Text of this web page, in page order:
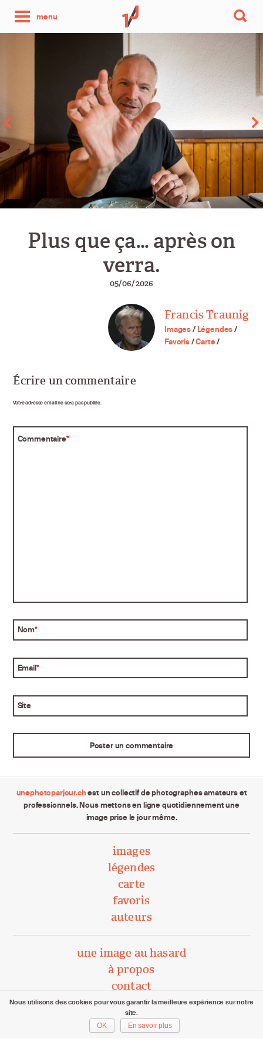
menu
photo
par
jour
Plus que ça… après on
verra.
05/06/2026
Francis Traunig
Images/Légendes/
Favoris/Carte/
Écrire un commentaire
Votre adresse email ne sera pas publiée.
Commentaire*
Nom*
Email*
Site
unephotoparjour.chest un collectif de photographes amateurs et
professionnels. Nous mettons en ligne quotidiennement une
image prise le jour même.
images
légendes
carte
favoris
auteurs
une image au hasard
à propos
contact
unephotoparjour.ch/ 2015 – 2026
Tous droits réservés aux auteurs respectifs.
Nous utilisons des cookies pour vous garantir la meilleure expérience sur notre
site.
OK
En savoir plus